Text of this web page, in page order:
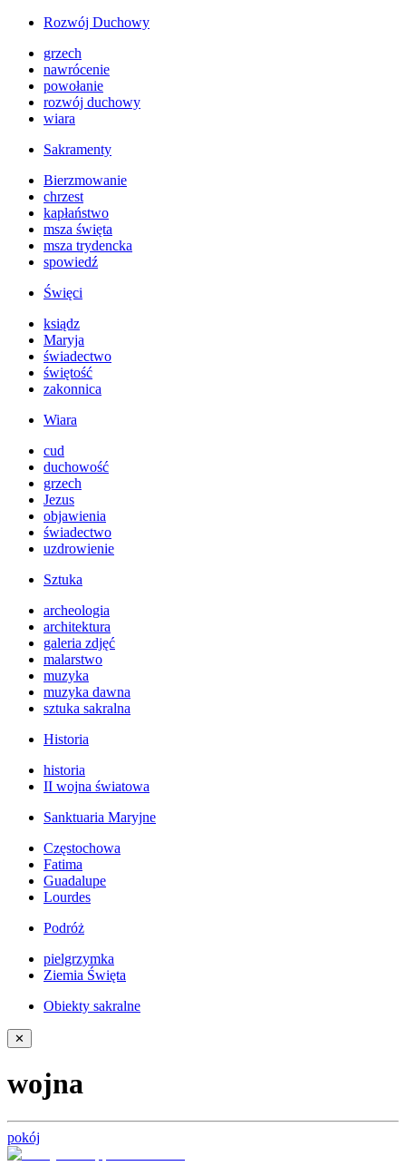
Rozwój Duchowy
grzech
nawrócenie
powołanie
rozwój duchowy
wiara
Sakramenty
Bierzmowanie
chrzest
kapłaństwo
msza święta
msza trydencka
spowiedź
Święci
ksiądz
Maryja
świadectwo
świętość
zakonnica
Wiara
cud
duchowość
grzech
Jezus
objawienia
świadectwo
uzdrowienie
Sztuka
archeologia
architektura
galeria zdjęć
malarstwo
muzyka
muzyka dawna
sztuka sakralna
Historia
historia
II wojna światowa
Sanktuaria Maryjne
Częstochowa
Fatima
Guadalupe
Lourdes
Podróż
pielgrzymka
Ziemia Święta
Obiekty sakralne
✕
wojna
pokój